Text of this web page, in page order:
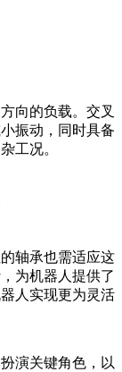
向的负载。交叉
振动，同时具备
工况。
轴承也需适应这
为机器人提供了
人实现更为灵活
演关键角色，以